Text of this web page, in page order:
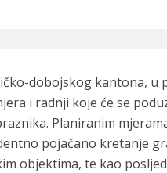
dobojskog kantona, u
i radnji koje će se
Planiranim
pojačano kretanje
objektima, te kao